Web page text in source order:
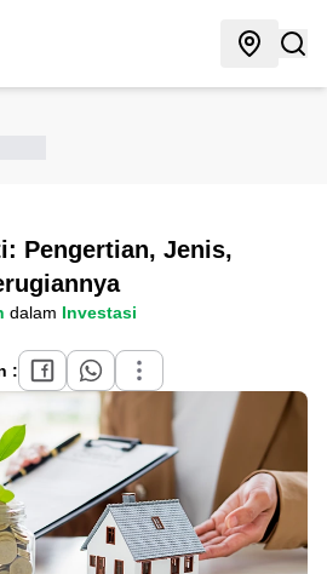
Pengertian, Jenis,
dalam Investasi
: